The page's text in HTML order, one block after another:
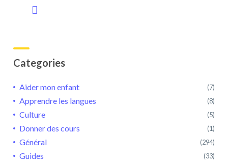
Categories
Aider mon enfant (7)
Apprendre les langues (8)
Culture (5)
Donner des cours (1)
Général (294)
Guides (33)